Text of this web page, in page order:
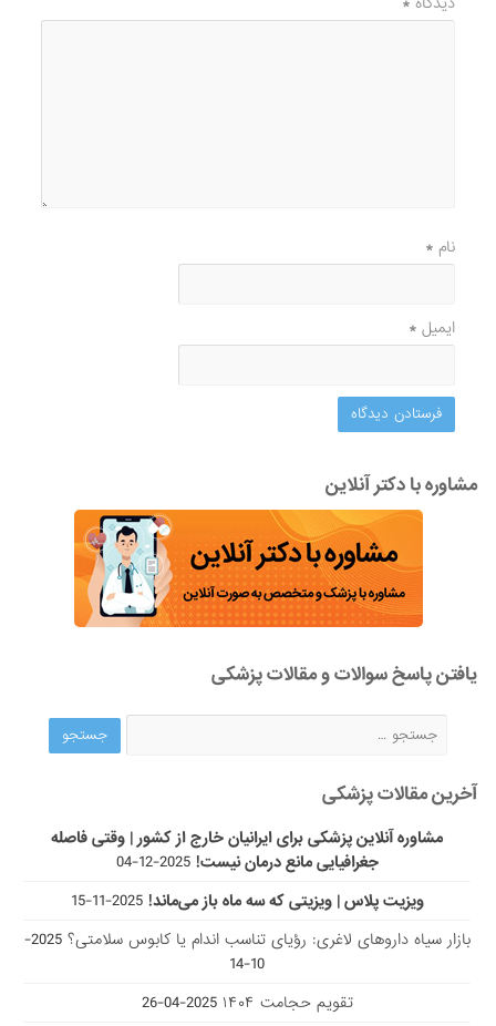
نام*
ایمیل*
مشاوره با دکتر آنلاین
یافتن پاسخ سوالات و مقالات پزشکی
آخرین مقالات پزشکی
مشاوره آنلاین پزشکی برای ایرانیان خارج از کشور | وقتی فاصله
جغرافیایی مانع درمان نیست! 2025-12-04
ویزیت پلاس | ویزیتی که سه ماه باز می‌ماند! 2025-11-15
بازار سیاه داروهای لاغری: رؤیای تناسب اندام یا کابوس سلامتی؟
2025-
10-14
تقویم حجامت ۱۴۰۴
2025-04-26